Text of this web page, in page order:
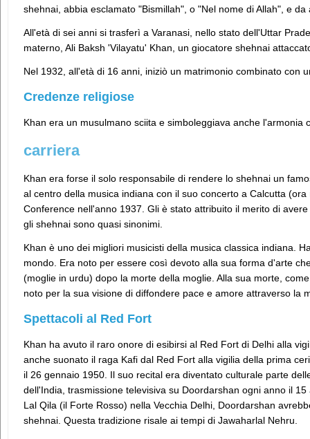
shehnai, abbia esclamato "Bismillah", o "Nel nome di Allah", e
All'età di sei anni si trasferì a Varanasi, nello stato dell'Uttar
materno, Ali Baksh 'Vilayatu' Khan, un giocatore shehnai
Nel 1932, all'età di 16 anni, iniziò un matrimonio combinato con
Credenze religiose
Khan era un musulmano sciita e simboleggiava anche l'armonia
carriera
Khan era forse il solo responsabile di rendere lo shehnai un
al centro della musica indiana con il suo concerto a Calcutta
Conference nell'anno 1937. Gli è stato attribuito il merito di
gli shehnai sono quasi sinonimi.
Khan è uno dei migliori musicisti della musica classica indiana.
mondo. Era noto per essere così devoto alla sua forma d'arte
(moglie in urdu) dopo la morte della moglie. Alla sua morte,
noto per la sua visione di diffondere pace e amore attraverso la
Spettacoli al Red Fort
Khan ha avuto il raro onore di esibirsi al Red Fort di Delhi alla
anche suonato il raga Kafi dal Red Fort alla vigilia della prima
il 26 gennaio 1950. Il suo recital era diventato culturale parte
dell'India, trasmissione televisiva su Doordarshan ogni anno il
Lal Qila (il Forte Rosso) nella Vecchia Delhi, Doordarshan
shehnai. Questa tradizione risale ai tempi di Jawaharlal Nehru.